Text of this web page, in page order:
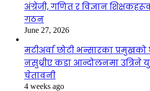
अंग्रेजी, गणित र विज्ञान
गठन
June 27, 2026
मटीअर्वा छोटी भन्सारका प्रमुखको
नसुध्रीए कडा आन्दोलनमा उत्रिने
चेतावनी
4 weeks ago